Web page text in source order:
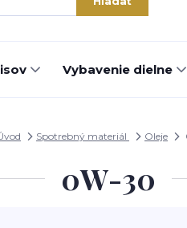
Vybavenie dielne
Spotrebný materiál Oleje
0W-30